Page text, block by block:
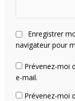
Enregistrer
navigateur pour
Prévenez-moi
e-mail.
Prévenez-moi